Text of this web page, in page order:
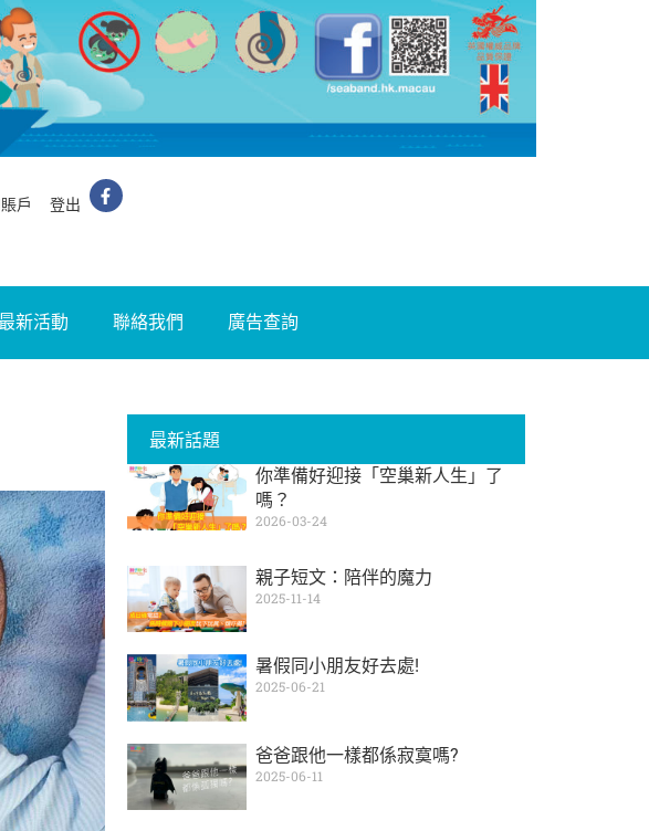
戶 登出
最新活動 聯絡我們 廣告查詢
最新話題
你準備好迎接「空巢新人生」了
嗎？
2026-03-24
親子短文：陪伴的魔力
2025-11-14
暑假同小朋友好去處!
2025-06-21
爸爸跟他一樣都係寂寞嗎?
2025-06-11